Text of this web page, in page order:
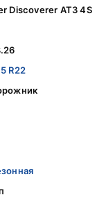
Discoverer AT3 4S
R22